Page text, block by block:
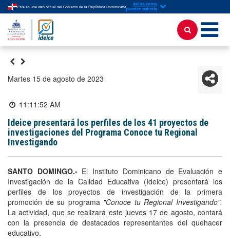
Esta es una web oficial del Gobierno de la República Dominicana
martes 15 de agosto de 2023
11:11:52 AM
Ideice presentará los perfiles de los 41 proyectos de
investigaciones del Programa Conoce tu Regional
Investigando
SANTO DOMINGO.-El Instituto Dominicano de Evaluación e
Investigación de la Calidad Educativa (Ideice) presentará los
perfiles de los proyectos de investigación de la primera
promoción de su programa "Conoce tu Regional Investigando".
La actividad, que se realizará este jueves 17 de agosto, contará
con la presencia de destacados representantes del quehacer
educativo.